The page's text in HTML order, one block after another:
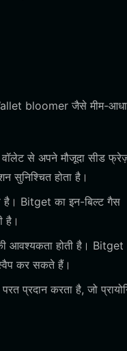
bloomer जैसे मीम-
से अपने मौजूदा सीड
सुनिश्चित होता है।
है। Bitget का इन-बिल्ट गैस
है।
आवश्यकता होती है। Bitget
कर सकते हैं।
प्रदान करता है, जो